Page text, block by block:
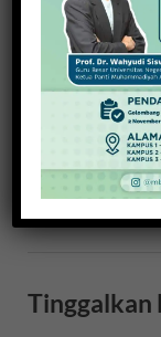
Tinggalkan